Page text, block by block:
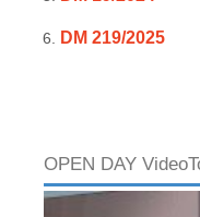
OPEN DAY
DM 219/2025